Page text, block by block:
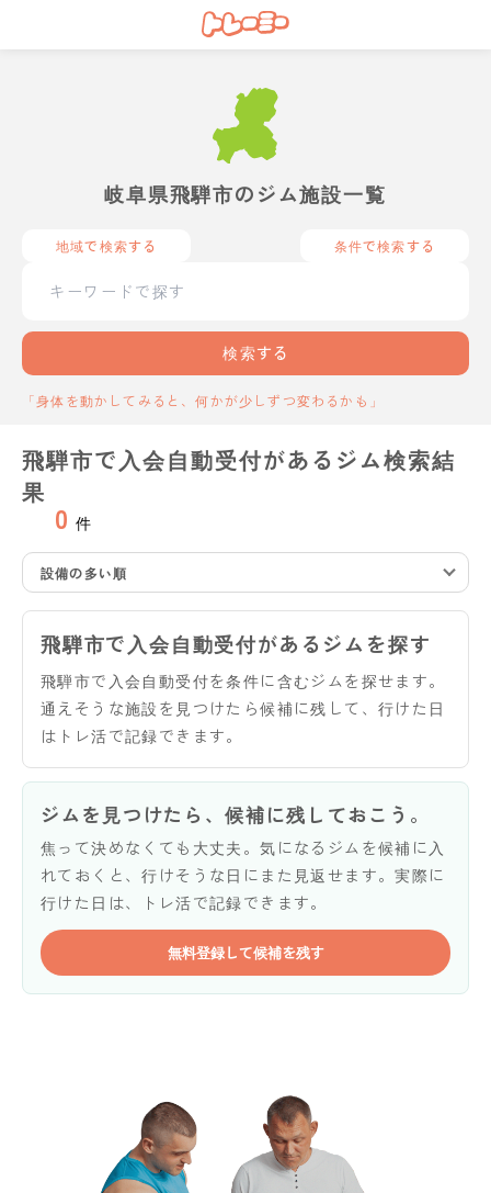
岐阜県飛騨市のジム施設一覧
地域で検索する 条件で検索する
検索する
「身体を動かしてみると、何かが少しずつ変わるかも」
飛騨市で入会自動受付があるジム検索結
果
0 件
設備の多い順
飛騨市で入会自動受付があるジムを探す
飛騨市で入会自動受付を条件に含むジムを探せます。
通えそうな施設を見つけたら候補に残して、行けた日
はトレ活で記録できます。
ジムを見つけたら、候補に残しておこう。
焦って決めなくても大丈夫。気になるジムを候補に入
れておくと、行けそうな日にまた見返せます。実際に
行けた日は、トレ活で記録できます。
無料登録して候補を残す